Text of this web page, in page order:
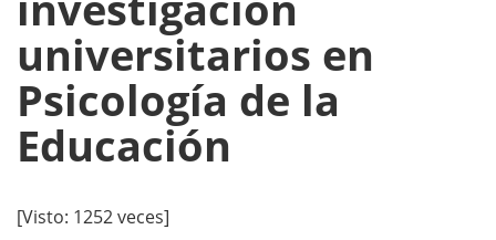
universitarios en
Psicología de la
Educación
[Visto: 1252 veces]